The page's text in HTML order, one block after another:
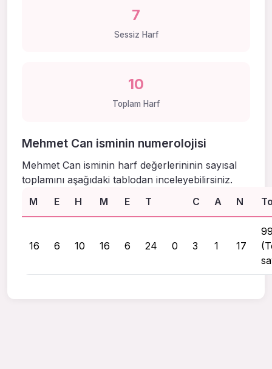
7
Sessiz Harf
10
Toplam Harf
Mehmet Can isminin numerolojisi
Mehmet Can isminin harf değerlerininin sayısal
toplamını aşağıdaki tablodan inceleyebilirsiniz.
M
E H M E T C A N
16 6 10 16 6 24 0 3 1 17